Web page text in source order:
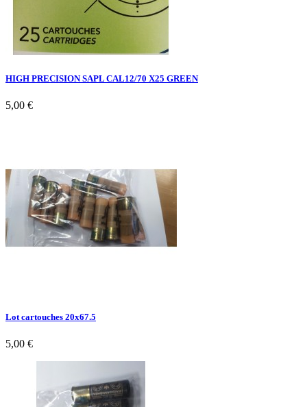
HIGH PRECISION SAPL CAL12/70 X25 GREEN
5,00 €
Lot cartouches 20x67.5
5,00 €